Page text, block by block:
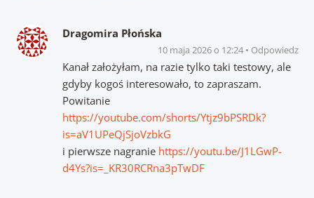
Dragomira Płońska
10 maja 2026 o 12:24 Odpowiedz
Kanał założyłam, na razie tylko taki testowy, ale
gdyby kogoś interesowało, to zapraszam.
Powitanie
https://youtube.com/shorts/Ytjz9bPSRDk?
is=aV1UPeQjSjoVzbkG
i pierwsze nagranie https://youtu.be/J1LGwP-
d4Ys?is=_KR30RCRna3pTwDF